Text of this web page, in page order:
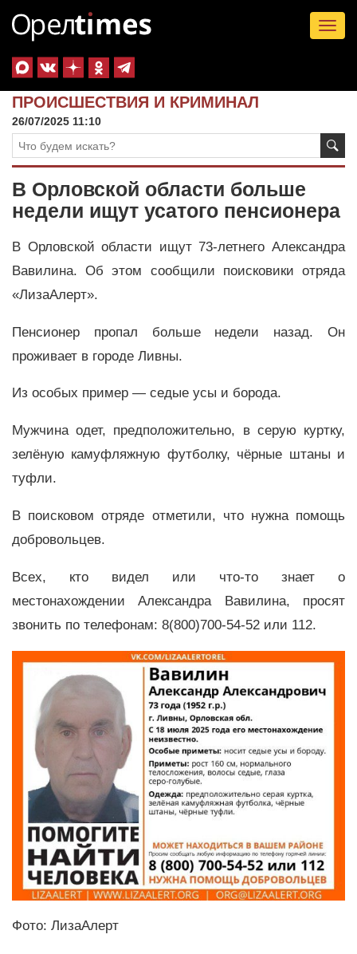
ПРОИСШЕСТВИЯ И КРИМИНАЛ
26/07/2025 11:10
В Орловской области больше
недели ищут усатого пенсионера
В Орловской области ищут 73-летнего Александра
Вавилина. Об этом сообщили поисковики отряда
«ЛизаАлерт».
Пенсионер пропал больше недели назад. Он
проживает в городе Ливны.
Из особых пример — седые усы и борода.
Мужчина одет, предположительно, в серую куртку,
зелёную камуфляжную футболку, чёрные штаны и
туфли.
В поисковом отряде отметили, что нужна помощь
добровольцев.
Всех, кто видел или что-то знает о
местонахождении Александра Вавилина, просят
звонить по телефонам: 8(800)700-54-52 или 112.
Фото: ЛизаАлерт